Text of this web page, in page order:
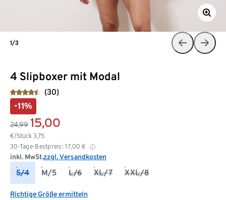
4 Slipboxer mit Modal
(30)
-11%
24,99 15,00
€/Stück 3,75
30-Tage-Bestpreis: 17,00 €
inkl. MwSt.zzgl. Versandkosten
S/4 M/5 L/6 XL/7 XXL/8
Richtige Größe ermitteln
1/3